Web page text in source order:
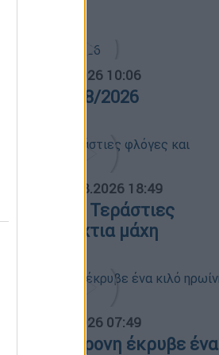
06.08.2026 10:06
06/08/2026
06.08.2026 18:49
Σκύρο: Τεράστιες
και ολονύχτια μάχη
07.08.2026 07:49
46χρονη έκρυβε ένα